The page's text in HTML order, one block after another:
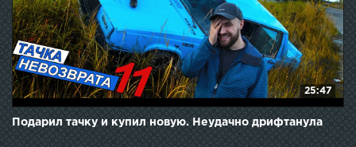
25:47
Подарил тачку и купил новую. Неудачно дрифтанула